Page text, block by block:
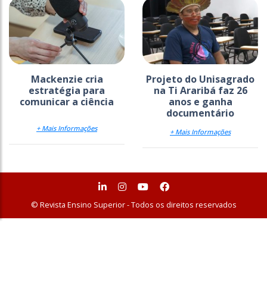
Mackenzie cria
estratégia para
comunicar a ciência
+ Mais Informações
Projeto do Unisagrado
na Ti Araribá faz 26
anos e ganha
documentário
+ Mais Informações
© Revista Ensino Superior - Todos os direitos reservados